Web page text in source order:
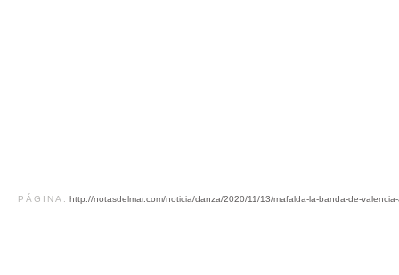
PÁGINA: http://notasdelmar.com/noticia/danza/2020/11/13/mafalda-la-banda-de-